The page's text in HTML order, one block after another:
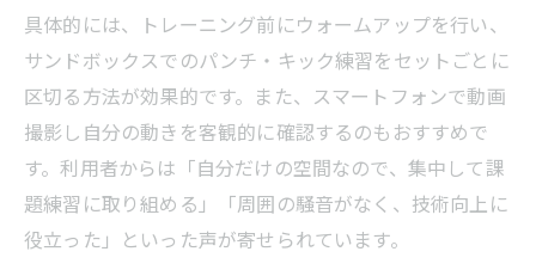
サンドバッグ打ち放題ができるスペースの
特徴
一人でも集中できるサンドボックス活用術
格闘技練習に最適なサンドボックス導入事
例
個室レンタルスペースでサンドボックスを
使う利点
具体的には、トレーニング前にウォームアップを行い、
サンドボックスでのパンチ・キック練習をセットごとに
区切る方法が効果的です。また、スマートフォンで動画
撮影し自分の動きを客観的に確認するのもおすすめで
す。利用者からは「自分だけの空間なので、集中して課
題練習に取り組める」「周囲の騒音がなく、技術向上に
役立った」といった声が寄せられています。